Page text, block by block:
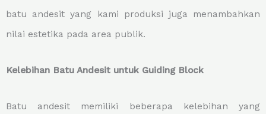
batu andesit yang kami produksi juga menambahkan
nilai estetika pada area publik.
Kelebihan Batu Andesit untuk Guiding Block
Batu andesit memiliki beberapa kelebihan yang